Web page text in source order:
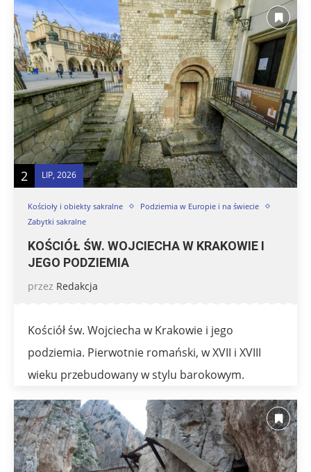
2 LIP, 2026
Kościoły i obiekty sakralne
Podziemia w Europie i na świecie
Zabytki sakralne
KOŚCIÓŁ ŚW. WOJCIECHA W KRAKOWIE I
JEGO PODZIEMIA
przez Redakcja
Kościół św. Wojciecha w Krakowie i jego
podziemia. Pierwotnie romański, w XVII i XVIII
wieku przebudowany w stylu barokowym.